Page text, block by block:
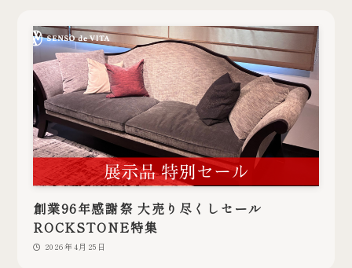
創業96年感謝祭 大売り尽くしセール
ROCKSTONE特集
2026年4月25日